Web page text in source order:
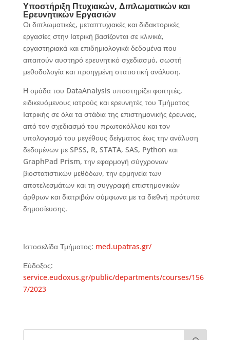
Υποστήριξη Πτυχιακών, Διπλωματικών και
Ερευνητικών Εργασιών
Οι διπλωματικές, μεταπτυχιακές και διδακτορικές
εργασίες στην Ιατρική βασίζονται σε κλινικά,
εργαστηριακά και επιδημιολογικά δεδομένα που
απαιτούν αυστηρό ερευνητικό σχεδιασμό, σωστή
μεθοδολογία και προηγμένη στατιστική ανάλυση.
Η ομάδα του DataAnalysis υποστηρίζει φοιτητές,
ειδικευόμενους ιατρούς και ερευνητές του Τμήματος
Ιατρικής σε όλα τα στάδια της επιστημονικής έρευνας,
από τον σχεδιασμό του πρωτοκόλλου και τον
υπολογισμό του μεγέθους δείγματος έως την ανάλυση
δεδομένων με SPSS, R, STATA, SAS, Python και
GraphPad Prism, την εφαρμογή σύγχρονων
βιοστατιστικών μεθόδων, την ερμηνεία των
αποτελεσμάτων και τη συγγραφή επιστημονικών
άρθρων και διατριβών σύμφωνα με τα διεθνή πρότυπα
δημοσίευσης.
Ιστοσελίδα Τμήματος: med.upatras.gr/
Εύδοξος:
service.eudoxus.gr/public/departments/courses/156
7/2023